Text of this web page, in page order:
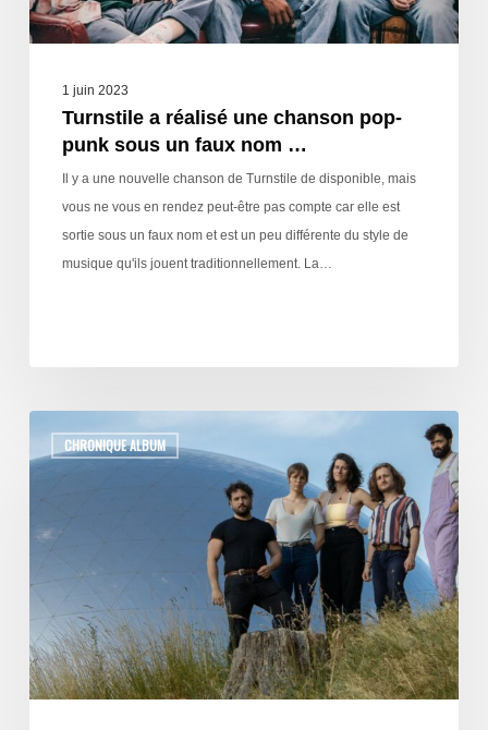
1 juin 2023
Turnstile a réalisé une chanson pop-
punk sous un faux nom …
Il y a une nouvelle chanson de Turnstile de disponible, mais
vous ne vous en rendez peut-être pas compte car elle est
sortie sous un faux nom et est un peu différente du style de
musique qu'ils jouent traditionnellement. La…
CHRONIQUE ALBUM